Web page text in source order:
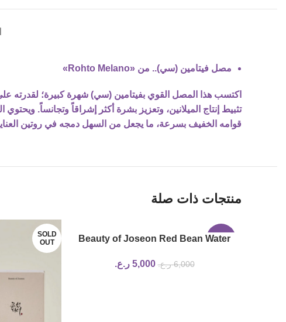
مصل فيتامين (سي).. من «Rohto Melano»
اكتسب هذا المصل القوي بفيتامين (سي) شهرة كبيرة؛ لقدرته
تثبيط إنتاج الميلانين، وتعزيز بشرة أكثر إشراقاً وتجانساً.
قوامه الخفيف بسرعة، ما يجعل من السهل دمجه في روتين
منتجات ذات صلة
-17%
Beauty of Joseon Red Bean Water
6,000 ر.ع. 5,000 ر.ع.
SOLD
OUT